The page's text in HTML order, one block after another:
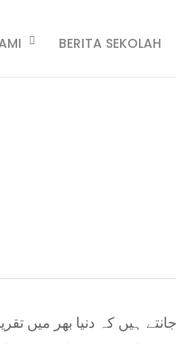
BERITA SEKOLAH